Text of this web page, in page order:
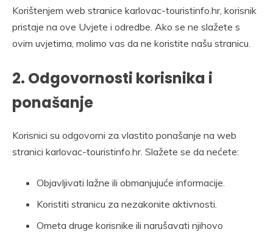
Korištenjem web stranice karlovac-touristinfo.hr, korisnik
pristaje na ove Uvjete i odredbe. Ako se ne slažete s
ovim uvjetima, molimo vas da ne koristite našu stranicu.
2. Odgovornosti korisnika i
ponašanje
Korisnici su odgovorni za vlastito ponašanje na web
stranici karlovac-touristinfo.hr. Slažete se da nećete:
Objavljivati lažne ili obmanjujuće informacije.
Koristiti stranicu za nezakonite aktivnosti.
Ometa druge korisnike ili narušavati njihovo